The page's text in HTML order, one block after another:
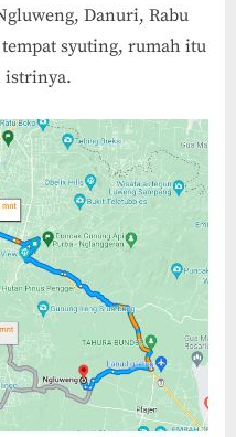
Danuri, Rabu
tempat syuting, rumah itu
istrinya.